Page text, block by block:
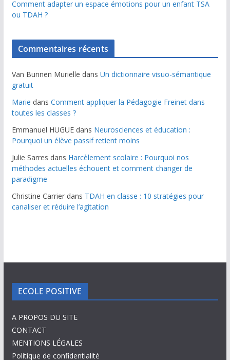
Comment adapter un espace émotions pour un enfant TSA
ou TDAH ?
Commentaires récents
Van Bunnen Murielle dans Un dictionnaire visuo-sémantique
gratuit
Marie dans Comment appliquer la Pédagogie Freinet dans
toutes les classes ?
Emmanuel HUGUEdans Neurosciences et éducation :
Pourquoi un élève passif retient moins
Julie Sarres dans Harcèlement scolaire : Pourquoi nos
méthodes actuelles échouent et comment changer de
paradigme
Christine Carrierdans TDAH en classe : 10 stratégies pour
canaliser et réduire l’agitation
ECOLE POSITIVE
A PROPOS DU SITE
CONTACT
MENTIONS LÉGALES
Politique de confidentialité